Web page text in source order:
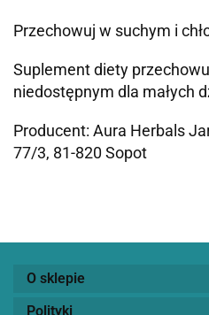
Przechowuj w suchym i
Suplement diety
niedostępnym dla małych
Producent: Aura Herbals
77/3, 81-820 Sopot
O sklepie
Polityki